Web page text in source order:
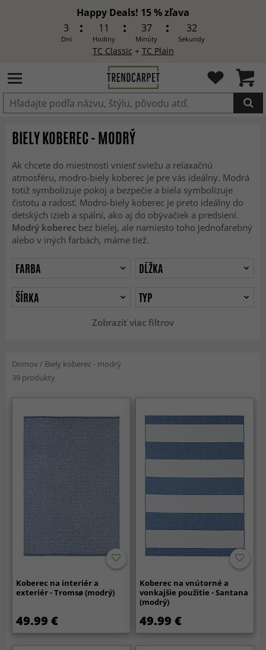
Happy Deals! 15 % zľava
3
Dni
11
Hodiny
37
Minúty
30
Sekundy
TC Classic + TC Plain
Produkt bol pridaný do košíka
BIELY KOBEREC - MODRÝ
Ak chcete do miestnosti vniesť sviežu a relaxačnú
atmosféru, modro-biely koberec je pre vás ideálny. Modrá
totiž symbolizuje pokoj a bezpečie a biela symbolizuje
čistotu a radosť. Modro-biely koberec je preto ideálny do
detských izieb a spální, ako aj do obývačiek a predsiení.
Modrý koberec bez bielej, ale namiesto toho jednofarebný
alebo v iných farbách, máme tiež.
Zobraziť viac filtrov
FARBA
DĹŽKA
ŠÍRKA
TYP
Domov / Biely koberec - modrý
39 produkty
Koberec na interiér a
exteriér - Tromsø (modrý)
49.99 €
Koberec na vnútorné a
vonkajšie použitie - Santana
(modrý)
49.99 €